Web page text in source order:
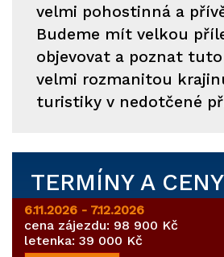
velmi pohostinná a
Budeme mít velkou
objevovat a poznat
velmi rozmanitou
turistiky v nedotčené
TERMÍNY A CENY
6.11.2026 - 7.12.2026
cena zájezdu: 98 900 Kč
letenka: 39 000 Kč